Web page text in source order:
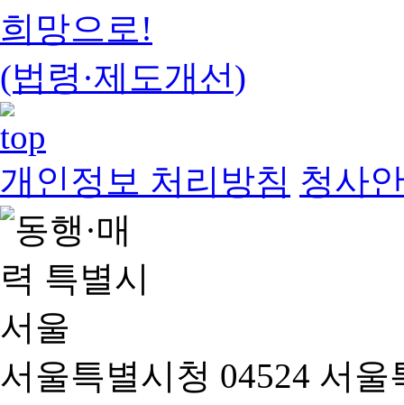
희망으로!
(법령·제도개선)
개인정보 처리방침 청사
서울특별시청 04524 서